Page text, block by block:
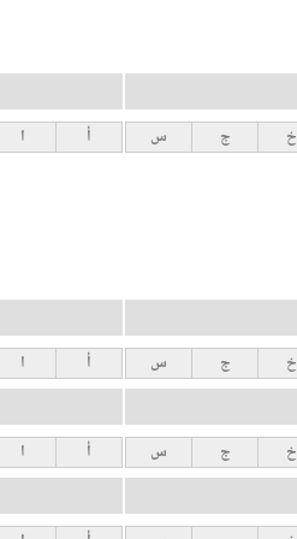
خ ج س أ ا
خ ج س أ ا
خ ج س أ ا